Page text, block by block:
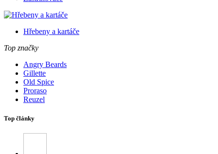
Hřebeny a kartáče
Top značky
Angry Beards
Gillette
Old Spice
Proraso
Reuzel
Top články